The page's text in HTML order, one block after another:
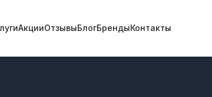
АкцииОтзывыБлогБрендыКонтакты